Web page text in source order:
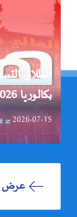
انطلاق
بكالوريا 2026
2026-07-15
عرض